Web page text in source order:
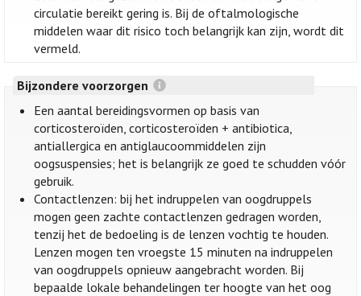
circulatie bereikt gering is. Bij de oftalmologische
middelen waar dit risico toch belangrijk kan zijn, wordt dit
vermeld.
Bijzondere voorzorgen
Een aantal bereidingsvormen op basis van
corticosteroïden, corticosteroïden + antibiotica,
antiallergica en antiglaucoommiddelen zijn
oogsuspensies; het is belangrijk ze goed te schudden vóór
gebruik.
Contactlenzen: bij het indruppelen van oogdruppels
mogen geen zachte contactlenzen gedragen worden,
tenzij het de bedoeling is de lenzen vochtig te houden.
Lenzen mogen ten vroegste 15 minuten na indruppelen
van oogdruppels opnieuw aangebracht worden. Bij
bepaalde lokale behandelingen ter hoogte van het oog